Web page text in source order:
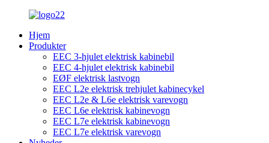
Hjem
Produkter
EEC 3-hjulet elektrisk kabinebil
EEC 4-hjulet elektrisk kabinebil
EØF elektrisk lastvogn
EEC L2e elektrisk trehjulet kabinecykel
EEC L2e & L6e elektrisk varevogn
EEC L6e elektrisk kabinevogn
EEC L7e elektrisk kabinevogn
EEC L7e elektrisk varevogn